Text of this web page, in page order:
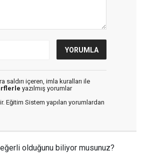
içeren, imla kuralları ile
yazılmış yorumlar
Eğitim Sistem yapılan yorumlardan
olduğunu biliyor musunuz?